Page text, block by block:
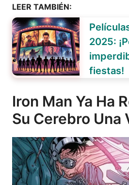
LEER TAMBIÉN:
2025:
fiestas!
Iron Man Ya Ha
Su Cerebro Una